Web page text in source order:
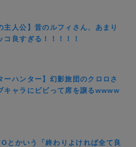
主人公】昔のルフィさん、あまり
コ良すぎる！！！！！
ーハンター】幻影旅団のクロロさ
キャラにビビって席を譲るwwww
とかいう「終わりよければ全て良